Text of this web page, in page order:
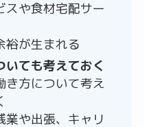
スや食材宅配サー
が生まれる
いても考えておく
き方について考え
や出張、キャリ